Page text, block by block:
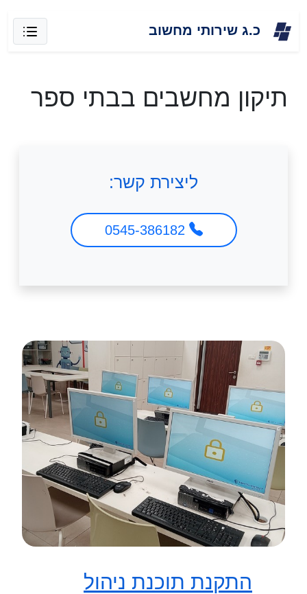
כ.ג שירותי מחשוב
תיקון מחשבים בבתי ספר
ליצירת קשר:
התקנת תוכנת ניהול